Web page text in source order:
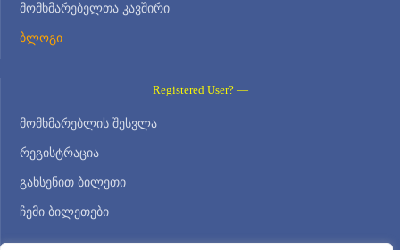
მომხმარებელთა კავშირი
ბლოგი
Registered User? —
მომხმარებლის შესვლა
რეგისტრაცია
გახსენით ბილეთი
ჩემი ბილეთები